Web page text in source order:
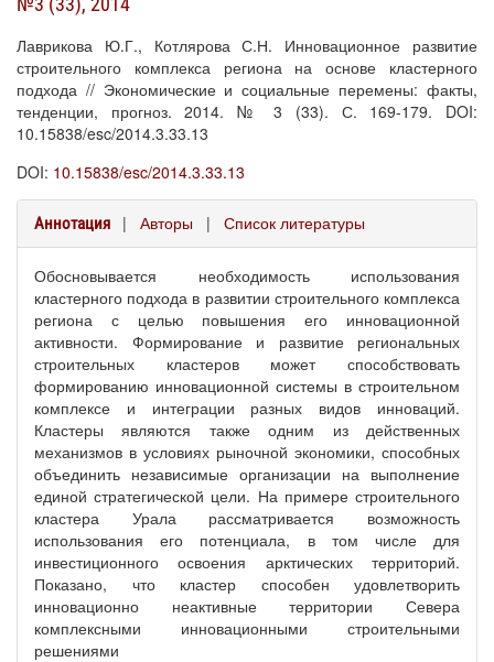
Лаврикова Ю.Г., Котлярова С.Н. Инновационное развитие
строительного комплекса региона на основе кластерного
подхода // Экономические и социальные перемены: факты,
тенденции, прогноз. 2014. № 3 (33). С. 169-179. DOI:
10.15838/esc/2014.3.33.13
DOI: 10.15838/esc/2014.3.33.13
Аннотация | Авторы | Список литературы
Обосновывается необходимость использования
кластерного подхода в развитии строительного комплекса
региона с целью повышения его инновационной
активности. Формирование и развитие региональных
строительных кластеров может способствовать
формированию инновационной системы в строительном
комплексе и интеграции разных видов инноваций.
Кластеры являются также одним из действенных
механизмов в условиях рыночной экономики, способных
объединить независимые организации на выполнение
единой стратегической цели. На примере строительного
кластера Урала рассматривается возможность
использования его потенциала, в том числе для
инвестиционного освоения арктических территорий.
Показано, что кластер способен удовлетворить
инновационно неактивные территории Севера
комплексными инновационными строительными
решениями